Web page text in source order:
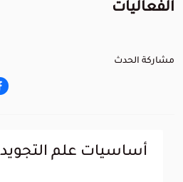
الفعاليات
مشاركة الحدث
أساسيات علم